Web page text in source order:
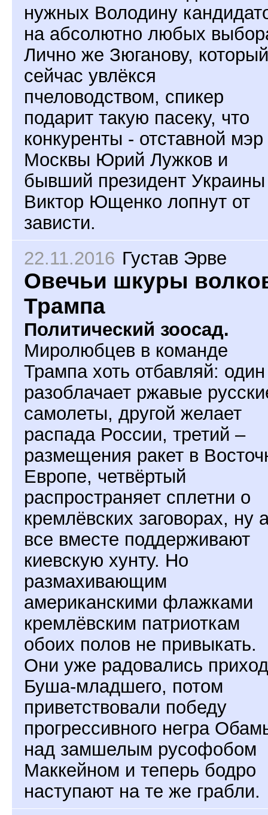
нужных Володину
на абсолютно любых
Лично же Зюганову, который
сейчас увлёкся
пчеловодством, спикер
подарит такую пасеку, что
конкуренты - отставной мэр
Москвы Юрий Лужков и
бывший президент Украины
Виктор Ющенко лопнут от
зависти.
22.11.2016 Густав Эрве
Овечьи шкуры
Трампа
Политический зоосад.
Миролюбцев в команде
Трампа хоть отбавляй: один
разоблачает ржавые
самолеты, другой желает
распада России, третий –
размещения ракет в
Европе, четвёртый
распространяет сплетни о
кремлёвских заговорах, ну
все вместе поддерживают
киевскую хунту. Но
размахивающим
американскими флажками
кремлёвским патриоткам
обоих полов не привыкать.
Они уже радовались
Буша-младшего, потом
приветствовали победу
прогрессивного негра
над замшелым русофобом
Маккейном и теперь бодро
наступают на те же грабли.